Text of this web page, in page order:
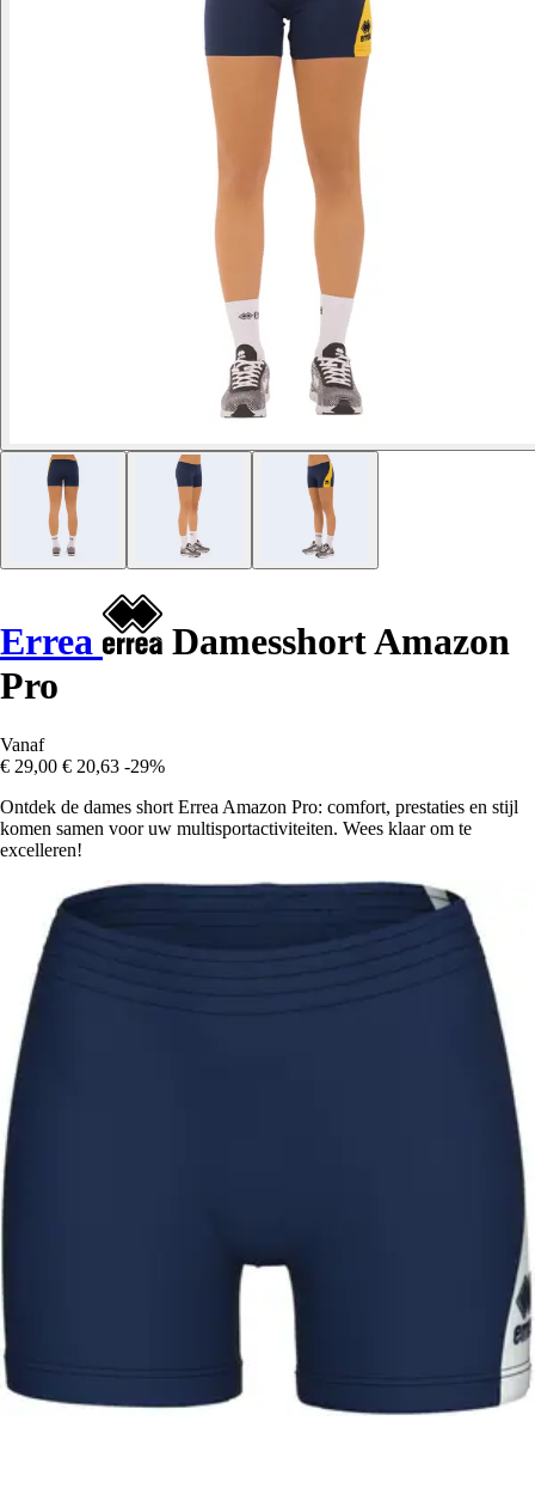
Errea
Damesshort Amazon
Pro
Vanaf
€ 29,00 € 20,63 -29%
Ontdek de dames short Errea Amazon Pro: comfort, prestaties en stijl
komen samen voor uw multisportactiviteiten. Wees klaar om te
excelleren!